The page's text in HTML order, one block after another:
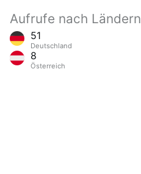
Aufrufe nach Ländern
51
Deutschland
8
Österreich